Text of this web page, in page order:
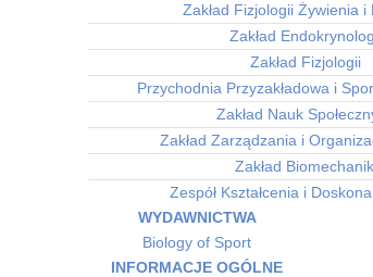
Zakład Fizjologii Żywienia i
Zakład
Zakład Fizjologii
Przychodnia Przyzakładowa i
Zakład Nauk
Zakład Zarządzania i
Zakład
Zespół Kształcenia i
WYDAWNICTWA
Biology of Sport
INFORMACJE OGÓLNE